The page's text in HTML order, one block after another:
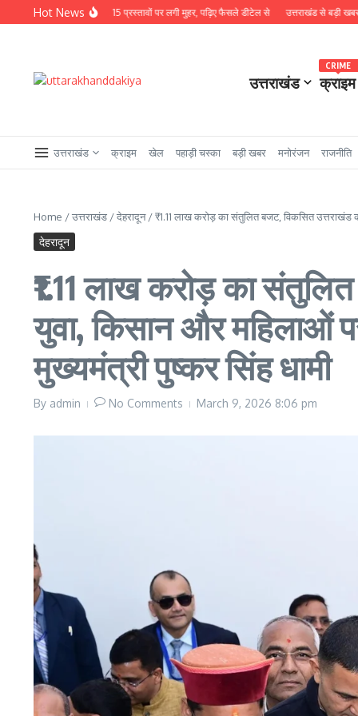
Skip to content
Hot News
कैबिनेट बैठक खत्म, 15 प्रस्तावों पर लगी मुहर, पढ़िए फैसले डीटेल से उत्तराखंड से बड़ी खबर : चुनावी
उत्तराखंड क्राइम
CRIME
उत्तराखंड क्राइम खेल पहाड़ी चस्का बड़ी खबर मनोरंजन राजनीति
Home /उत्तराखंड /देहरादून/₹1.11 लाख करोड़ का संतुलित बजट, विकसित
देहरादून
₹1.11 लाख करोड़ का
युवा, किसान और महिलाओं
मुख्यमंत्री पुष्कर सिंह धामी
By admin No Comments March 9, 2026 8:06 pm